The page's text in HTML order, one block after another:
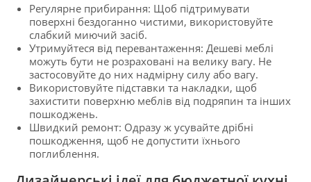
Регулярне прибирання: Щоб підтримувати
поверхні бездоганно чистими, використовуйте
слабкий миючий засіб.
Утримуйтеся від перевантаження: Дешеві меблі
можуть бути не розраховані на велику вагу. Не
застосовуйте до них надмірну силу або вагу.
Використовуйте підставки та накладки, щоб
захистити поверхню меблів від подряпин та інших
пошкоджень.
Швидкий ремонт: Одразу ж усувайте дрібні
пошкодження, щоб не допустити їхнього
поглиблення.